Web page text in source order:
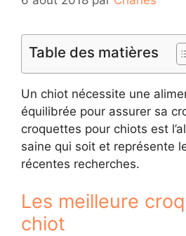
Table des matières
Un chiot nécessite une
équilibrée pour assurer sa
croquettes pour chiots est
saine qui soit et représente
récentes recherches.
Les meilleure
chiot